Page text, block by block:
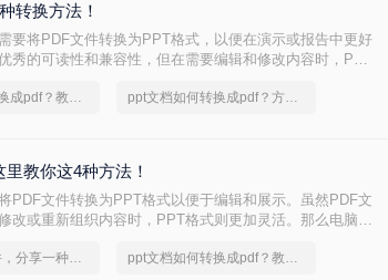
转换方法！
要将PDF文件转换为PPT格式，以便在演示或报告中更好
秀的可读性和兼容性，但在需要编辑和修改内容时，PPT
ppt文档如何转换成pdf？教你一个小技巧 ppt文档如何转换成pdf？方法详细解析
教你这4种方法！
PDF文件转换为PPT格式以便于编辑和展示。虽然PDF文
改或重新组织内容时，PPT格式则更加灵活。那么电脑上
ppt转的pdf文件，分享一种简单的方法 ppt文档如何转换成pdf？教你一个小技巧